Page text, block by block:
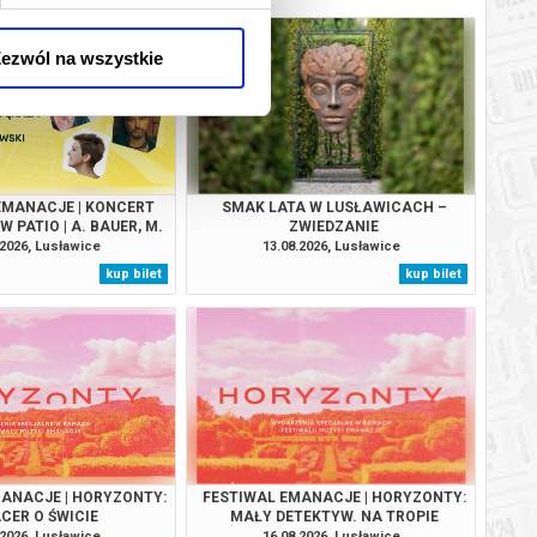
na wszystkie
Pendereckiego;
Militari, Orderem Zasługi Rzeczypospolitej Polskiej,
Rady Muzeów (ICOM) i Międzynarodowej
Polaka (Dz. U. Nr 180, poz. 1280 oraz z 2008 r. Nr 52,
14 665 10 30 14 666 43 00
zwrot środków potwierdzony komunikatem
| KONCERT
PATIO | A. BAUER, M.
M.
PĘKALA, C.
M. PĘKALA
Lusławice
kup bilet
SMAK LATA W LUSŁAWICACH –
ZWIEDZANIE
13.08.2026, Lusławice
kup bilet
| HORYZONTY:
O ŚWICIE
FESTIWAL EMANACJE | HORYZONTY:
MAŁY DETEKTYW. NA TROPIE